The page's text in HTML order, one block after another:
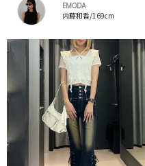
EMODA
内藤和香/169cm